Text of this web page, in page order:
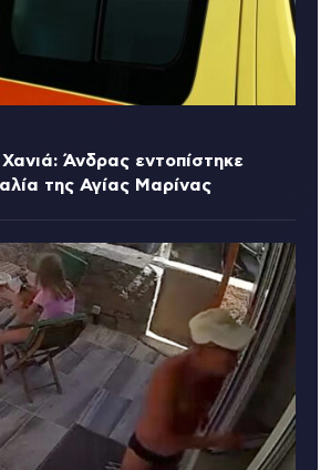
Άνδρας εντοπίστηκε
της Αγίας Μαρίνας